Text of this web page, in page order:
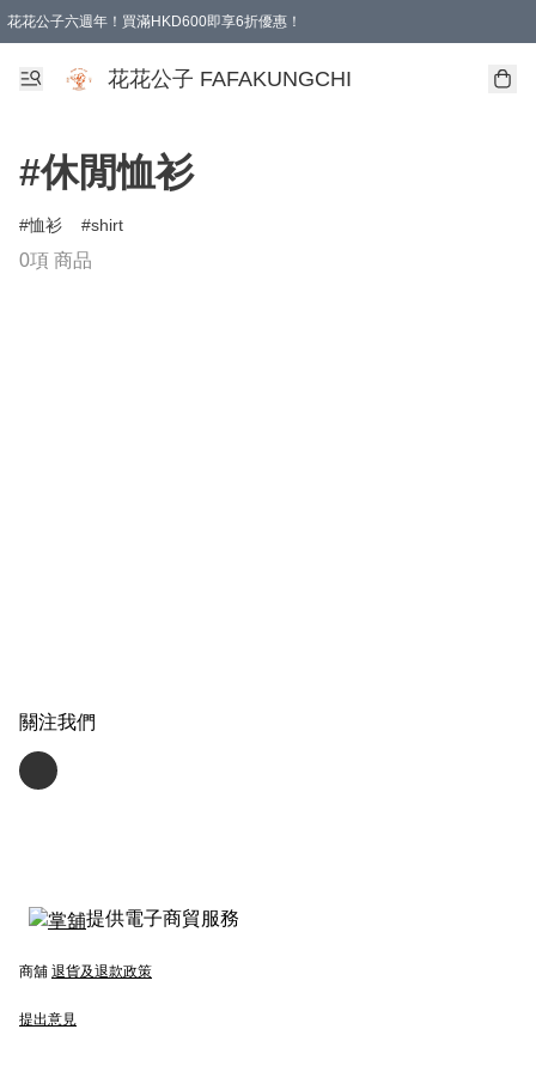
花花公子六週年！買滿HKD600即享6折優惠！
購物滿 HKD 600.00即享免運費優惠！（適用於 本地取貨 )
花花公子 FAFAKUNGCHI
#休閒恤衫
恤衫 shirt
0項 商品
關注我們
提供電子商貿服務
商舖 退貨及退款政策
提出意見